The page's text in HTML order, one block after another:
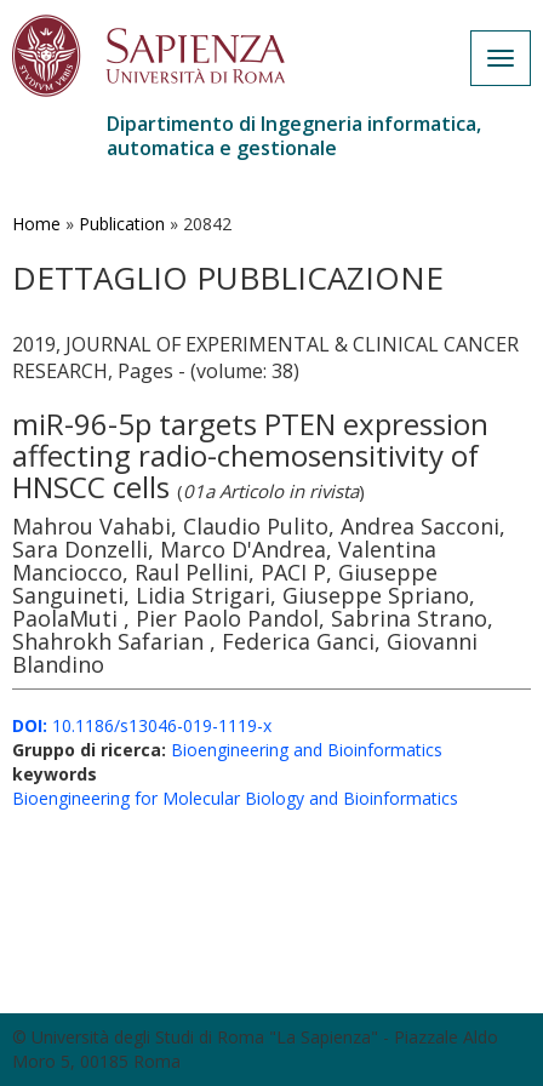
contenuto
Dipartimento di Ingegneria informatica,
automatica e gestionale
Home » Publication » 20842
DETTAGLIO PUBBLICAZIONE
2019, JOURNAL OF EXPERIMENTAL & CLINICAL CANCER
RESEARCH, Pages - (volume: 38)
miR-96-5p targets PTEN expression
affecting radio-chemosensitivity of
HNSCC cells (01a Articolo in rivista)
Mahrou Vahabi, Claudio Pulito, Andrea Sacconi,
Sara Donzelli, Marco D'Andrea, Valentina
Manciocco, Raul Pellini, PACI P, Giuseppe
Sanguineti, Lidia Strigari, Giuseppe Spriano,
PaolaMuti , Pier Paolo Pandol, Sabrina Strano,
Shahrokh Safarian , Federica Ganci, Giovanni
Blandino
DOI: 10.1186/s13046-019-1119-x
Gruppo di ricerca: Bioengineering and Bioinformatics
keywords
Bioengineering for Molecular Biology and Bioinformatics
© Università degli Studi di Roma "La Sapienza" - Piazzale Aldo
Moro 5, 00185 Roma